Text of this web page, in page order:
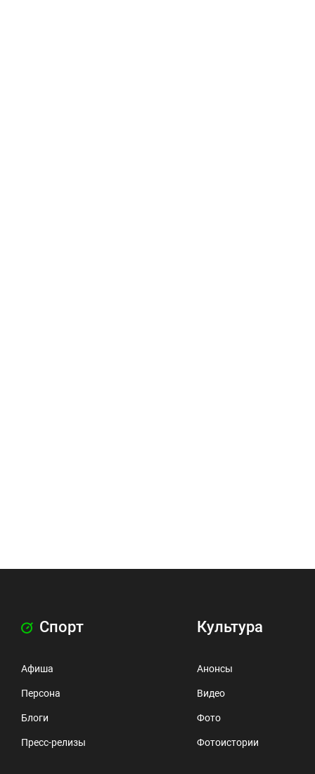
Спорт
Афиша
Персона
Блоги
Пресс-релизы
Культура
Анонсы
Видео
Фото
Фотоистории